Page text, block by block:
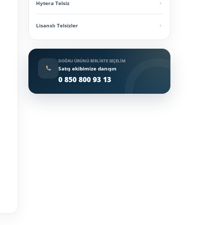
Hytera Telsiz
Lisanslı Telsizler
DOĞRU ÜRÜNÜ BIRLIKTE SEÇELIM
Satış ekibimize danışın
0 850 800 93 13